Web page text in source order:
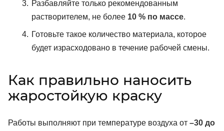
Разбавляйте только рекомендованным
растворителем, не более 10 % по массе.
Готовьте такое количество материала, которое
будет израсходовано в течение рабочей смены.
Как правильно наносить
жаростойкую краску
Работы выполняют при температуре воздуха от –30 до